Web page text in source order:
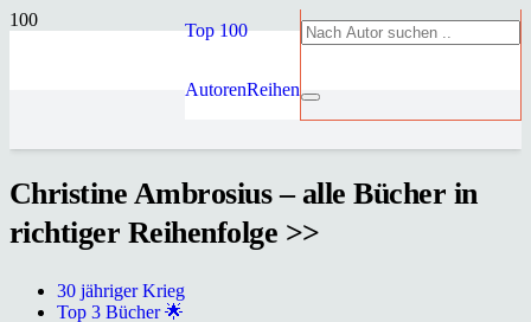
Top 100
AutorenReihen
Christine Ambrosius – alle Bücher in
richtiger Reihenfolge >>
30 jähriger Krieg
Top 3 Bücher 🌟